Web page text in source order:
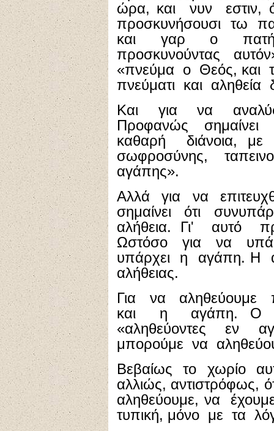
ώρα, και νυν εστιν,
προσκυνήσουσι τω
και γαρ ο πατήρ
προσκυνούντας
«πνεύμα ο Θεός, και
πνεύματι και
Και για να
Προφανώς
καθαρή διάνοια,
σωφροσύνης,
αγάπης».
Αλλά για να
σημαίνει ότι
αλήθεια. Γι' αυτό
Ωστόσο για να
υπάρχει η αγάπη. Η
αλήθειας.
Για να αληθεύουμε
και η αγάπη. Ο
«αληθεύοντες εν
μπορούμε να
Βεβαίως το χωρίο
αλλιώς,
αληθεύουμε, να
τυπική, μόνο με τα